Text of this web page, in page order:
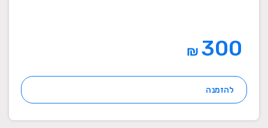
₪
להזמנה